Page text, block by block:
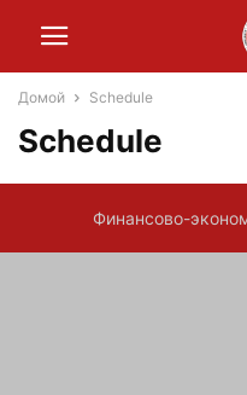
Домой Schedule
Schedule
Финансово-